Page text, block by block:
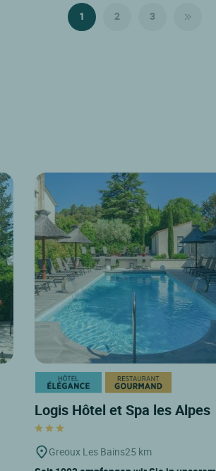
1 2 3
Logis Hôtel et Spa les Alpes
Greoux Les Bains25 km